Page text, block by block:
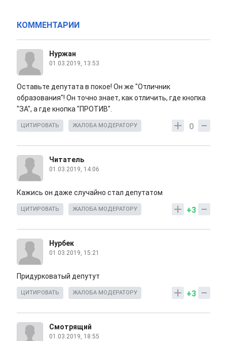
КОММЕНТАРИИ
Нуржан
01.03.2019, 13:53
Оставьте депутата в покое! Он же "Отличник
образования"! Он точно знает, как отличить, где кнопка
"ЗА", а где кнопка "ПРОТИВ".
0
ЦИТИРОВАТЬ ЖАЛОБА МОДЕРАТОРУ
Читатель
01.03.2019, 14:06
Кажись он даже случайно стал депутатом
+3
ЦИТИРОВАТЬ ЖАЛОБА МОДЕРАТОРУ
Нурбек
01.03.2019, 15:21
Придурковатый депутут
+3
ЦИТИРОВАТЬ ЖАЛОБА МОДЕРАТОРУ
Смотрящий
01.03.2019, 18:55